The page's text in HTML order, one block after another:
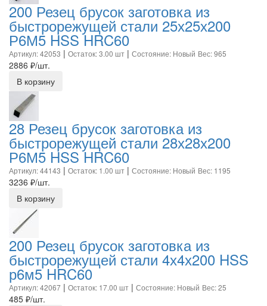
200 Резец брусок заготовка из
быстрорежущей стали 25х25х200
Р6М5 HSS HRC60
Артикул: 42053 | Остаток: 3.00 шт | Состояние: Новый Вес: 965
2886 ₽/шт.
В корзину
28 Резец брусок заготовка из
быстрорежущей стали 28х28х200
Р6М5 HSS HRC60
Артикул: 44143 | Остаток: 1.00 шт | Состояние: Новый Вес: 1195
3236 ₽/шт.
В корзину
200 Резец брусок заготовка из
быстрорежущей стали 4х4х200 HSS
р6м5 HRC60
Артикул: 42067 | Остаток: 17.00 шт | Состояние: Новый Вес: 25
485 ₽/шт.